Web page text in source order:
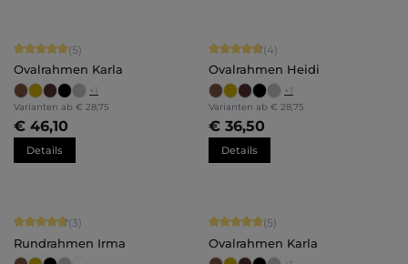
Durchschnittliche Bewertung von 5 von 5 Sternen
(5)
Ovalrahmen Karla
+1
Varianten ab € 28,75
€ 46,10
Details
Durchschnittliche Bewertung von
(4)
Ovalrahmen Heidi
+1
Varianten ab € 28,75
€ 36,50
Details
Durchschnittliche Bewertung von 4.67 von 5 Sternen
(3)
Rundrahmen Irma
Durchschnittliche Bewertung von 5
(5)
Ovalrahmen Karla